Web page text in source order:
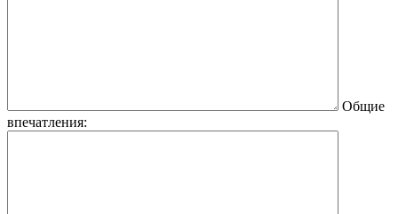
Общие
впечатления: